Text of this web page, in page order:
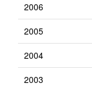
2006
2005
2004
2003